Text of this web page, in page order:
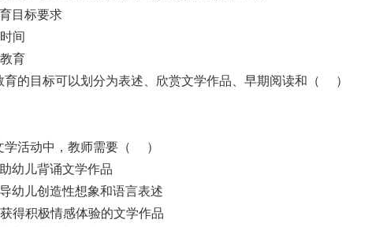
目标要求
间
育
育的目标可以划分为表述、欣赏文学作品、早期阅读和（ ）
学活动中，教师需要（ ）
幼儿背诵文学作品
幼儿创造性想象和语言表述
得积极情感体验的文学作品